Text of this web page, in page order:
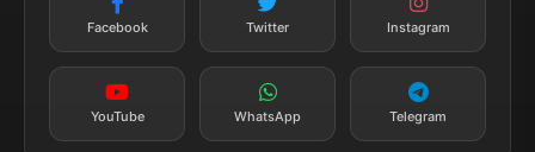
तत्काल अपडेट
सब्सक्राइब करें
Facebook Twitter Instagram
YouTube WhatsApp Telegram